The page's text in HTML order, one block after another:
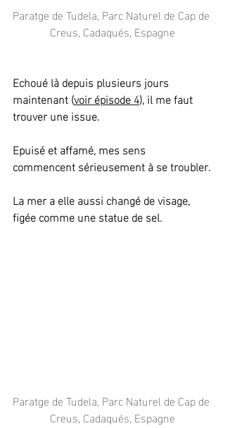
Paratge de Tudela, Parc Naturel de Cap de
Creus, Cadaqués, Espagne
Echoué là depuis plusieurs jours
maintenant (voir épisode 4), il me faut
trouver une issue.
Epuisé et affamé, mes sens
commencent sérieusement à se troubler.
La mer a elle aussi changé de visage,
figée comme une statue de sel.
Paratge de Tudela, Parc Naturel de Cap de
Creus, Cadaqués, Espagne